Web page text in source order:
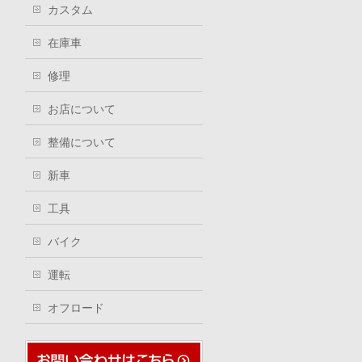
カスタム
在庫車
修理
お店について
整備について
新車
工具
バイク
運転
オフロード